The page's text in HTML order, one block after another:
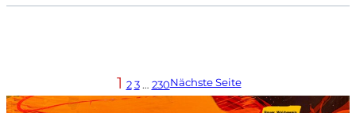
1 2 3 … 230Nächste Seite